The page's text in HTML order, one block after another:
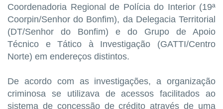
Coordenadoria Regional de Polícia do Interior (19ª
Coorpin/Senhor do Bonfim), da Delegacia Territorial
(DT/Senhor do Bonfim) e do Grupo de Apoio
Técnico e Tático à Investigação (GATTI/Centro
Norte) em endereços distintos.
De acordo com as investigações, a organização
criminosa se utilizava de acessos facilitados ao
sistema de concessão de crédito através de uma